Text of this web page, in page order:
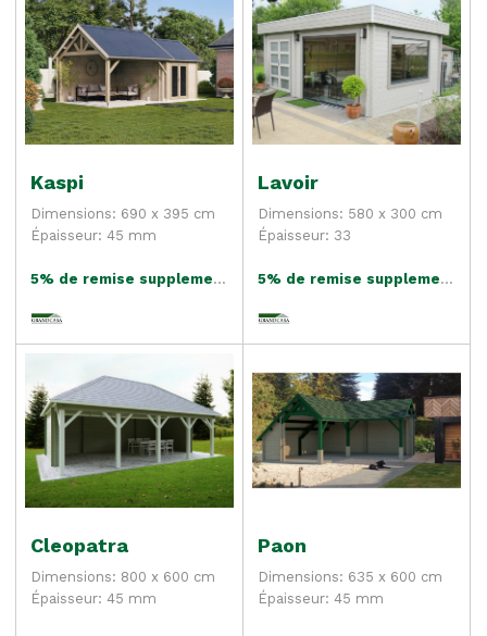
Kaspi
Dimensions: 690 x 395 cm
Épaisseur: 45 mm
5% de remise supplementaire
Lavoir
Dimensions: 580 x 300 cm
Épaisseur: 33
5% de remise supplementaire
Cleopatra
Dimensions: 800 x 600 cm
Épaisseur: 45 mm
Paon
Dimensions: 635 x 600 cm
Épaisseur: 45 mm